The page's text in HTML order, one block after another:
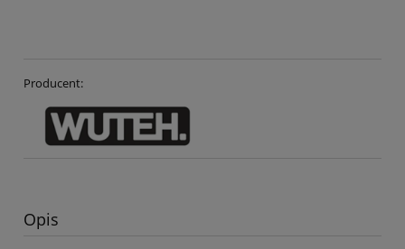
Producent:
Opis